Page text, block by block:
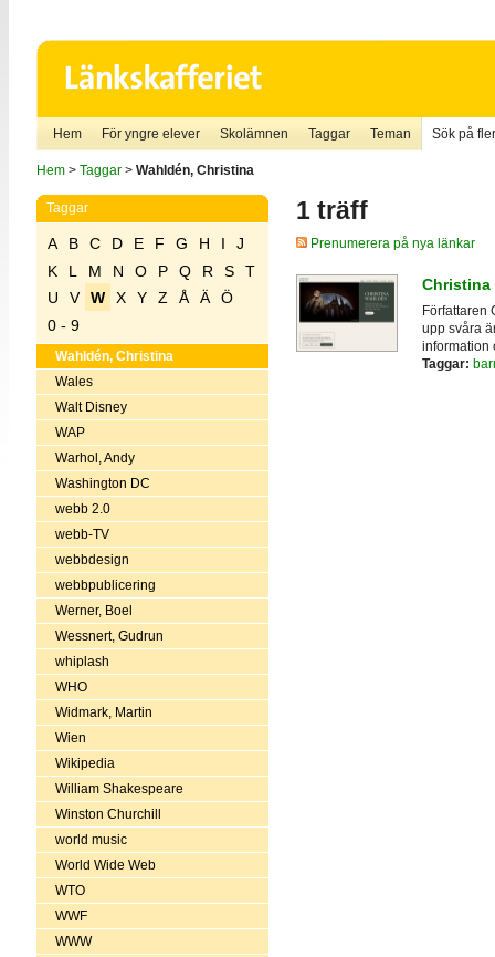
Hem För yngre elever Skolämnen Taggar Teman Sök på
Hem> Taggar> Wahldén, Christina
Taggar
A B C D E F G H I
J
K
L M N O P Q R S
T
U
V W X Y Z Å Ä
Ö
0 - 9
Wahldén, Christina
Wales
Walt Disney
WAP
Warhol, Andy
Washington DC
webb 2.0
webb-TV
webbdesign
webbpublicering
Werner, Boel
Wessnert, Gudrun
whiplash
WHO
Widmark, Martin
Wien
Wikipedia
William Shakespeare
Winston Churchill
world music
World Wide Web
WTO
WWF
WWW
1 träff
Prenumerera på nya länkar
Christina
Författaren
upp svåra
information
Taggar: